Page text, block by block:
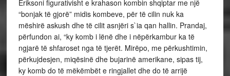
Eriksoni figurativisht e krahason kombin shqiptar me një
“bonjak të gjorë” midis kombeve, për të cilin nuk ka
mëshirë askush dhe të cilit asnjëri s`ia qan hallin. Prandaj,
përfundon ai, “ky komb i lënë dhe i nëpërkambur ka të
ngjarë të shfaroset nga të tjerët. Mirëpo, me përkushtimin,
përkujdesjen, miqësinë dhe bujarinë amerikane, sipas tij,
ky komb do të mëkëmbët e ringjallet dhe do të arrijë